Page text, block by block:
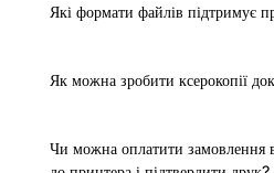
Які формати файлів підтримує
Як можна зробити ксерокопії
Чи можна оплатити замовлення